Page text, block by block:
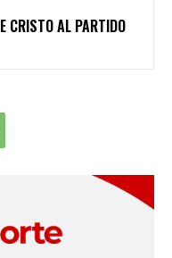
CRISTO AL PARTIDO